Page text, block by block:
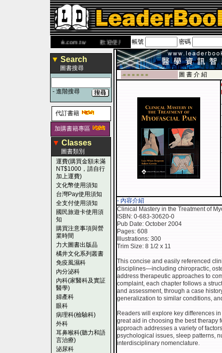
www.leaderbook.com.tw歡迎使用 國民旅遊卡！！
帳號 密碼
▼ Search
圖書搜尋
- 進階搜尋
代訂書籍
加購書籍專區
▼ Classes
圖書類別
運費(購買金額未滿
NT$1000，請自行
加上運費)
文化幣使用須知
台灣Pay使用須知
全支付使用須知
國民旅遊卡使用須
知
購買注意事項與營
業時間
力大圖書出版品
橘井文化系列叢書
免疫風濕科
內分泌科
內科(家醫科及實証
醫學)
婦產科
眼科
病理科(檢驗科)
外科
耳鼻喉科(聽力和語
言治療)
泌尿科
-■ ■ ■ ■ ■ ■
圖 書 介 紹
- 內容介紹
Clinical Mastery in the Treatment of
ISBN: 0-683-30620-0
Pub Date: October 2004
Pages: 608
Illustrations: 300
Trim Size: 8 1/2 x 11
This concise and easily referenced
disciplines—including chiropractic,
address therapeutic approaches to
complaint, each chapter follows a
and assessment, through a case
generalization to similar conditions,
Readers will explore key differences
great aid in choosing the best therapy
approach addresses a variety of
psychological issues, sleep patterns,
interdisciplinary nomenclature.